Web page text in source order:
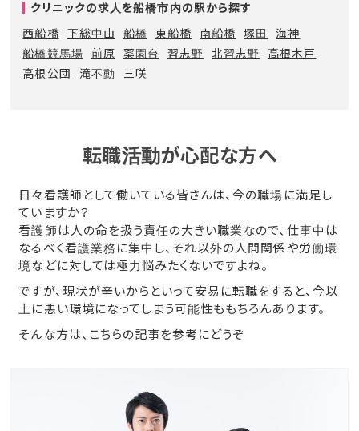
クリニックの求人を船橋市内の駅から探す
西船橋
下総中山 船橋 東船橋 南船橋 塚田
海神
船橋競馬場
前原 薬園台 習志野 北習志野
高根木戸
高根公団
滝不動 三咲
転職活動が心配な方へ
日々看護師として働いている皆さんは、今の職場に満足し
ていますか？
看護師は人の命を扱う責任の大きい職業なので、仕事中は
なるべく看護業務に集中し、それ以外の人間関係や労働環
境などに対しては極力悩みたくないですよね。
ですが、現状が辛いからといって安易に転職をすると、今以
上に悪い環境になってしまう可能性ももちろんあります。
そんな方は、こちらの記事を参考にどうぞ